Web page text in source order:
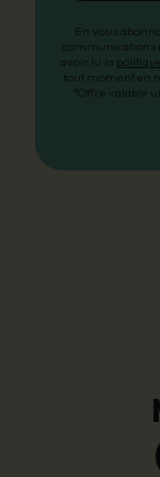
En vous
communications
avoir lu la
tout moment en
*Offre valable